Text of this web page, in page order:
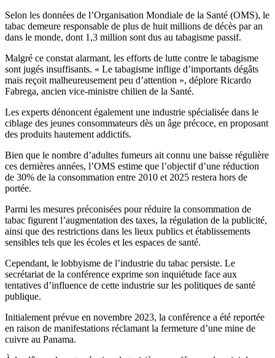
Selon les données de l’Organisation Mondiale de la Santé (OMS), le
tabac demeure responsable de plus de huit millions de décès par an
dans le monde, dont 1,3 million sont dus au tabagisme passif.
Malgré ce constat alarmant, les efforts de lutte contre le tabagisme
sont jugés insuffisants. « Le tabagisme inflige d’importants dégâts
mais reçoit malheureusement peu d’attention », déplore Ricardo
Fabrega, ancien vice-ministre chilien de la Santé.
Les experts dénoncent également une industrie spécialisée dans le
ciblage des jeunes consommateurs dès un âge précoce, en proposant
des produits hautement addictifs.
Bien que le nombre d’adultes fumeurs ait connu une baisse régulière
ces dernières années, l’OMS estime que l’objectif d’une réduction
de 30% de la consommation entre 2010 et 2025 restera hors de
portée.
Parmi les mesures préconisées pour réduire la consommation de
tabac figurent l’augmentation des taxes, la régulation de la publicité,
ainsi que des restrictions dans les lieux publics et établissements
sensibles tels que les écoles et les espaces de santé.
Cependant, le lobbyisme de l’industrie du tabac persiste. Le
secrétariat de la conférence exprime son inquiétude face aux
tentatives d’influence de cette industrie sur les politiques de santé
publique.
Initialement prévue en novembre 2023, la conférence a été reportée
en raison de manifestations réclamant la fermeture d’une mine de
cuivre au Panama.